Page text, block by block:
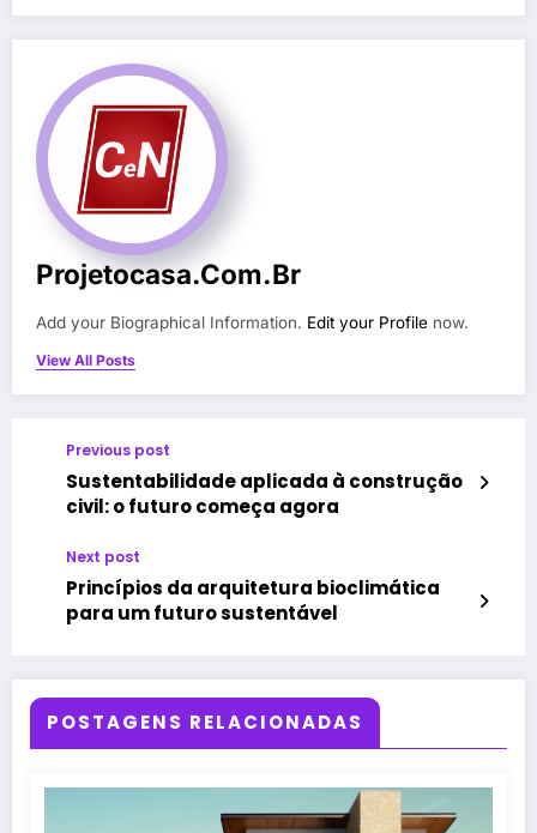
Projetocasa.com.br
Add your Biographical Information. Edit your Profile now.
View All Posts
Previous post
Sustentabilidade aplicada à construção
civil: o futuro começa agora
Next post
Princípios da arquitetura bioclimática
para um futuro sustentável
POSTAGENS RELACIONADAS